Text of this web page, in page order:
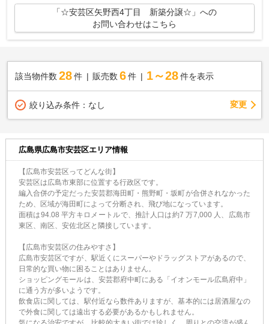
「☆安芸区矢野西4丁目 新築分譲☆」への
お問い合わせはこちら
該当物件数 28件 販売数 6 件 1～28 件を表示
絞り込み条件： なし 変更
広島県広島市安芸区エリア情報
【広島市安芸区ってどんな街】
安芸区は広島市東部に位置する行政区です。
編入合併の予定だった安芸郡海田町・熊野町・坂町が合併されなかった
ため、区域が海田町によって分断され、飛び地になっています。
面積は94.08 平方キロメートルで、推計人口は約7 万7,000 人、広島市
東区、南区、安佐北区と隣接しています。
【広島市安芸区の住みやすさ】
広島市安芸区ですが、駅近くにスーパーやドラッグストアがあるので、
日常的な買い物に困ることはありません。
ショッピングモールは、安芸郡府中町にある「イオンモール広島府中」
に通う方が多いようです。
飲食店に関しては、駅付近なら数件ありますが、基本的には居酒屋なの
で外食に関しては遠出する必要があるかもしれません。